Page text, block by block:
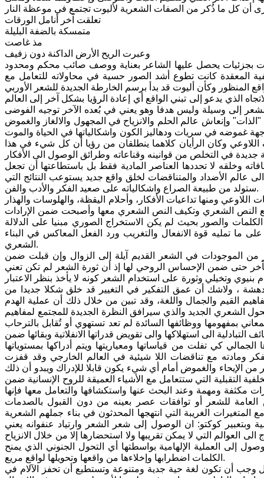
تعلقت آخر أنامل الورقات
متمسكة بالضفة البليلة
مذ غاصت
وعبرت الريح الأرض الداكنة دون زفيف
بجزئيات يحصل عليها الشاعر بعناية ووصف صائب محكم ومحدود
المعقدة كانت تطوع أشد الصور حسية في محاولاته للتعامل مع
الذي يدعو إلى تبني الواقع أي إعادة الرؤيا بشكل آخر إلى العالم
إلى وسيلة وليس هدفا وهو يعني في بُعده الآخر توجيه الفوضى
"الذات" وإنعاش عالم الحلم والانزياح في المجهول والالغاز والغموض
غموضه في سريات ودهاليز الكون واشكالياتها في الحياة والموت
وكان الرأيان كلاهما ينطلقان من رؤيا أن كل شيء في هذا
جديدة في التخلص من قوانينه وقناعاته وطرائق الوصول الى الأفكار
وخلقه لا تحددها العناصر المادية فقط بل باستطاعتها أن تجعل
عالم الأضداد والمتناقضات لخلق واقع جديد يستوعب النتائج التي
ستولد من طبيعة الصراع واشكالياته على صعيد الفكر والأدب والفن.
ومنها تداعيات الأفكار، وأحلام اليقظة، والهلوسات والهذار
مع النص الشعري وتكيف النص الشعري معها وأصبحت ضمن الإرادات
الكلمات والصور بحيث لم يكن الاستخراج الصوري مبنيا على الدلالة
ما تمليه قوة الانفعال والتغريب ورد الفعل المعاكس في البناء
الشعري.
من الموجودات في الشعر القديم آيلة إلى الزوال وإن قبلت ضمن
حتى ضمن الإحساس الروحي لها إذ أن ثورة الشعر لم تكن تعني
وتخيلي وثورة على استخدام الشعر كونه لا يأخذ بنظر الاعتبار
، ولاشك أن عمق التفكير في التغيير قد خلق شكلا جديدا من
القيم والجمال واللغة، وقد تبين من خلال ذلك أن عملية الهدم
الشعري الجديد والذي سيرافق النظرة الجديدة للمجتمع لمفاهيم
بمفهومها ووظائفها السائدة لم تعد تستهوي أو تُقابل بالترحاب
الى استهلاكها والى تقويض قدراتها الانفلاتية وبقائها ضمن
كي تفلت من قياساتها ومعياريتها ويتم أدراكها بمستوياتها
ومادته مع تناقضات اللا شيئية في العالم الخارجي وقد قفزت
من الإيحاء والغموض أمام أي شيء يكون قابلا للإدراك ويبدو أن ذلك
التقبلية التي ستتعامل مع الأشياء العميقة للروح الإنسانية ضمن
مكثفة ومهمة وعند البحث عنها واستكشافها والتعامل معها فإنها
للشعر أو توافقات عصر بعينه من دون القبول بالصدمات
الغريبة التي انتهجها المحدثون في بناء جملهم الشعرية
كوكتو: ان الوصول إلى شعر الشعر وارتياد عنفوانه يعني
العوالم التي لا يمكن تقريبها ولا استحضارها إلا من خلال الانزياح
إلى العملية الإلهامية بواسطتها أي التحول الجنوني الذي يمنح
الكلمات اضطرابها وإخلاءها من واقعها وتحويلها لواقع مريع.
وجب أن تكون لغة حية جدية ومتنوعة وتستطيع أن تحفز الآلام في